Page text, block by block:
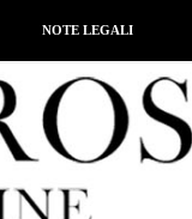
NOTE LEGALI